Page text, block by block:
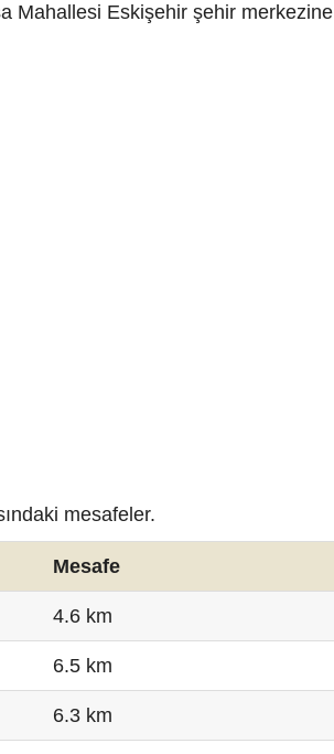
Mahallesi Eskişehir şehir merkezine
mesafeler.
Mesafe
4.6 km
6.5 km
6.3 km